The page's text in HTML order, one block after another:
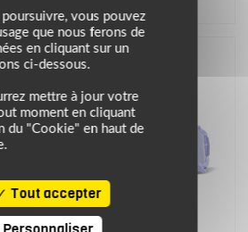
poursuivre, vous pouvez
que nous ferons de
en cliquant sur un
ci-dessous.
mettre à jour votre
moment en cliquant
du "Cookie" en haut de
Tout accepter